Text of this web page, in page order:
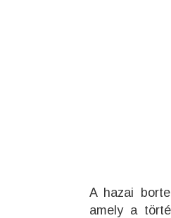
A hazai
amely a